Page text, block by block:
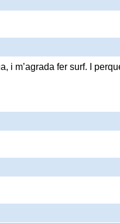
i m’agrada fer surf. I